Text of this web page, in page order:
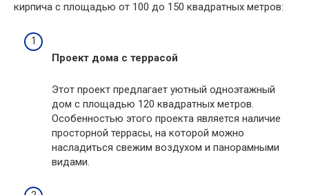
кирпича с площадью от 100 до 150 квадратных метров:
Проект дома с террасой
Этот проект предлагает уютный одноэтажный
дом с площадью 120 квадратных метров.
Особенностью этого проекта является наличие
просторной террасы, на которой можно
насладиться свежим воздухом и панорамными
видами.